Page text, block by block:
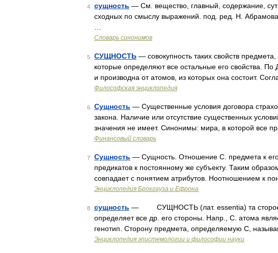
4 сущность — См. вещество, главный, содержание,
сходных по смыслу выражений. под. ред. Н.
Словарь синонимов
5 СУЩНОСТЬ — совокупность таких свойств
которые определяют все остальные его свойства.
и производна от атомов, из которых она состоит.
Философская энциклопедия
6 Сущность — Существенные условия договора
закона. Наличие или отсутствие существенных
значения не имеет. Синонимы: мира, в которой все
Финансовый словарь
7 Сущность — Сущность. Отношение С. предмета к
предикатов к постоянному же субъекту. Таким
совпадает с понятием атрибутов. Ноотношением к
Энциклопедия Брокгауза и Ефрона
8 сущность — СУЩНОСТЬ (лат. essentia) та сторона
определяет все др. его стороны. Напр., С. атома
генотип. Сторону предмета, определяемую С,
Энциклопедия эпистемологии и философии науки